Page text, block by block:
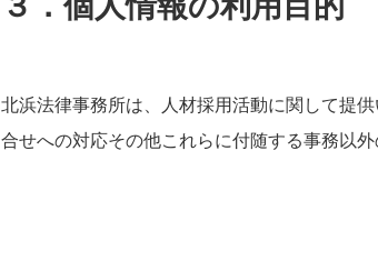
北浜法律事務所は、人材採用活動に関して提
合せへの対応その他これらに付随する事務以外